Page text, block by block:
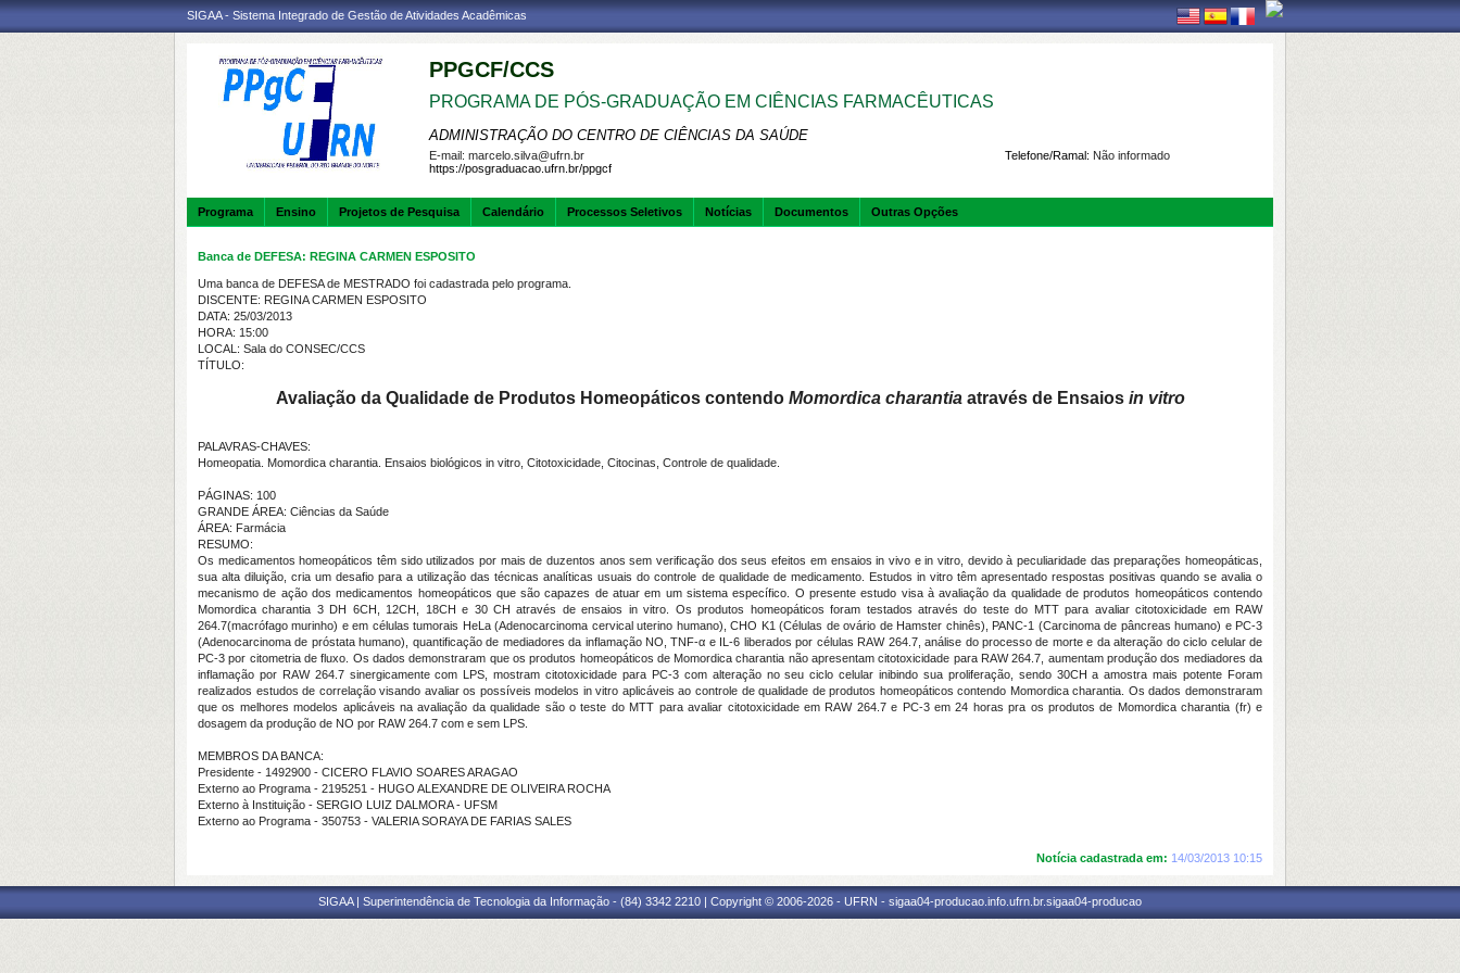
SIGAA - Sistema Integrado de Gestão de Atividades Acadêmicas
PPGCF/CCS
PROGRAMA DE PÓS-GRADUAÇÃO EM CIÊNCIAS FARMACÊUTICAS
ADMINISTRAÇÃO DO CENTRO DE CIÊNCIAS DA SAÚDE
Telefone/Ramal: Não informado
E-mail: marcelo.silva@ufrn.br
https://posgraduacao.ufrn.br/ppgcf
Programa Ensino Projetos de Pesquisa Calendário Processos Seletivos Notícias Documentos Outras Opções
Banca de DEFESA: REGINA CARMEN ESPOSITO
Uma banca de DEFESA de MESTRADO foi cadastrada pelo programa.
DISCENTE: REGINA CARMEN ESPOSITO
DATA: 25/03/2013
HORA: 15:00
LOCAL: Sala do CONSEC/CCS
TÍTULO:
Avaliação da Qualidade de Produtos Homeopáticos contendo Momordica charantia através de Ensaios in vitro
PALAVRAS-CHAVES:
Homeopatia. Momordica charantia. Ensaios biológicos in vitro, Citotoxicidade, Citocinas, Controle de qualidade.
PÁGINAS: 100
GRANDE ÁREA: Ciências da Saúde
ÁREA: Farmácia
RESUMO:
Os medicamentos homeopáticos têm sido utilizados por mais de duzentos anos sem verificação dos seus efeitos em ensaios in vivo e in vitro, devido à peculiaridade das preparações homeopáticas,
sua alta diluição, cria um desafio para a utilização das técnicas analíticas usuais do controle de qualidade de medicamento. Estudos in vitro têm apresentado respostas positivas quando se avalia o
mecanismo de ação dos medicamentos homeopáticos que são capazes de atuar em um sistema específico. O presente estudo visa à avaliação da qualidade de produtos homeopáticos contendo
Momordica charantia 3 DH 6CH, 12CH, 18CH e 30 CH através de ensaios in vitro. Os produtos homeopáticos foram testados através do teste do MTT para avaliar citotoxicidade em RAW
264.7(macrófago murinho) e em células tumorais HeLa (Adenocarcinoma cervical uterino humano), CHO K1 (Células de ovário de Hamster chinês), PANC-1 (Carcinoma de pâncreas humano) e PC-3
(Adenocarcinoma de próstata humano), quantificação de mediadores da inflamação NO, TNF-α e IL-6 liberados por células RAW 264.7, análise do processo de morte e da alteração do ciclo celular de
PC-3 por citometria de fluxo. Os dados demonstraram que os produtos homeopáticos de Momordica charantia não apresentam citotoxicidade para RAW 264.7, aumentam produção dos mediadores da
inflamação por RAW 264.7 sinergicamente com LPS, mostram citotoxicidade para PC-3 com alteração no seu ciclo celular inibindo sua proliferação, sendo 30CH a amostra mais potente Foram
realizados estudos de correlação visando avaliar os possíveis modelos in vitro aplicáveis ao controle de qualidade de produtos homeopáticos contendo Momordica charantia. Os dados demonstraram
que os melhores modelos aplicáveis na avaliação da qualidade são o teste do MTT para avaliar citotoxicidade em RAW 264.7 e PC-3 em 24 horas pra os produtos de Momordica charantia (fr) e
dosagem da produção de NO por RAW 264.7 com e sem LPS.
MEMBROS DA BANCA:
Presidente - 1492900 - CICERO FLAVIO SOARES ARAGAO
Externo ao Programa - 2195251 - HUGO ALEXANDRE DE OLIVEIRA ROCHA
Externo à Instituição - SERGIO LUIZ DALMORA - UFSM
Externo ao Programa - 350753 - VALERIA SORAYA DE FARIAS SALES
Notícia cadastrada em: 14/03/2013 10:15
SIGAA | Superintendência de Tecnologia da Informação - (84) 3342 2210 | Copyright © 2006-2026 - UFRN - sigaa04-producao.info.ufrn.br.sigaa04-producao